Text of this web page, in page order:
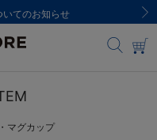
いてのお知らせ
マグカップ